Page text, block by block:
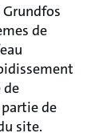
Grundfos
de
de
de
site.